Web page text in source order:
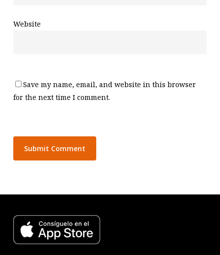
Website
Save my name, email, and website in this browser
for the next time I comment.